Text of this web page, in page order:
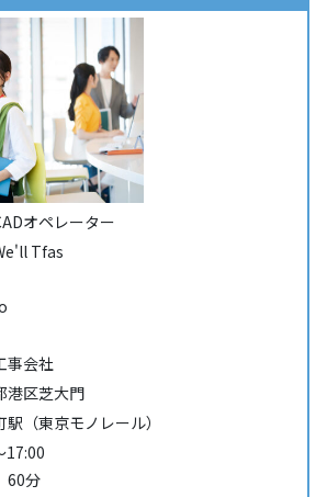
オペレーター
Tfas
事会社
港区芝大門
駅（東京モノレール）
17:00
分